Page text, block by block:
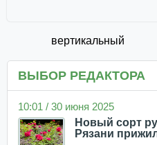
вертикальный
ВЫБОР РЕДАКТОРА
10:01 / 30 июня 2025
Новый сорт
Рязани